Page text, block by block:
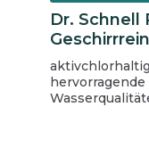
Dr. Schnell